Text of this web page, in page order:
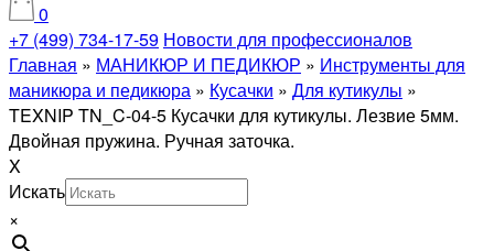
0
+7 (499) 734-17-59 Новости для профессионалов
Главная » МАНИКЮР И ПЕДИКЮР » Инструменты для
маникюра и педикюра » Кусачки » Для кутикулы »
TEXNIP TN_C-04-5 Кусачки для кутикулы. Лезвие 5мм.
Двойная пружина. Ручная заточка.
X
Искать
×